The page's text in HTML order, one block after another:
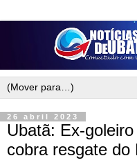
26 abril 2023
Ubatã: Ex-
cobra resgate